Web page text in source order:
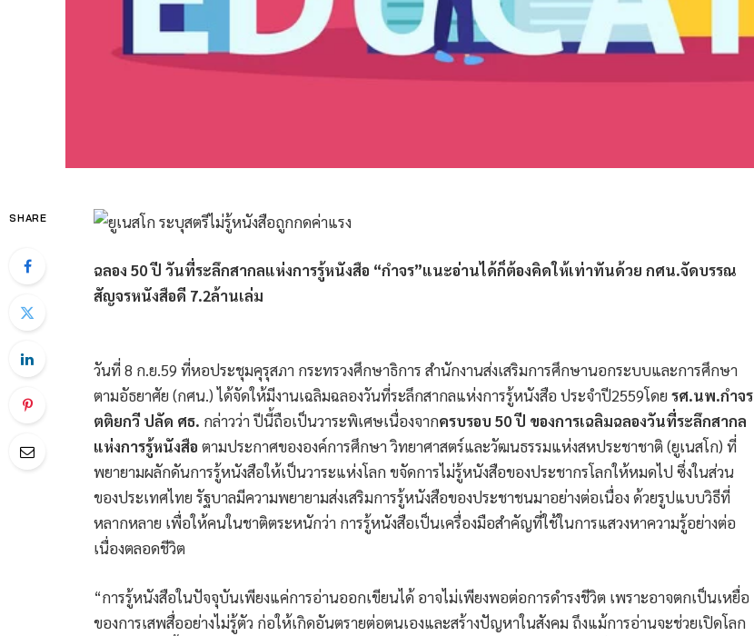
SHARE
ฉลอง 50 ปี วันที่ระลึกสากลแห่งการรู้หนังสือ “กำจร”แนะอ่านได้ก็ต้องคิดให้เท่าทันด้วย กศน.จัดบรรณ
สัญจรหนังสือดี 7.2ล้านเล่ม
วันที่ 8 ก.ย.59 ที่หอประชุมคุรุสภา กระทรวงศึกษาธิการ สำนักงานส่งเสริมการศึกษานอกระบบและการศึกษา
ตามอัธยาศัย (กศน.) ได้จัดให้มีงานเฉลิมฉลองวันที่ระลึกสากลแห่งการรู้หนังสือ ประจำปี2559โดย รศ.นพ.กำจร
ตติยกวี ปลัด ศธ. กล่าวว่า ปีนี้ถือเป็นวาระพิเศษเนื่องจากครบรอบ 50 ปี ของการเฉลิมฉลองวันที่ระลึกสากล
แห่งการรู้หนังสือ ตามประกาศขององค์การศึกษา วิทยาศาสตร์และวัฒนธรรมแห่งสหประชาชาติ (ยูเนสโก) ที่
พยายามผลักดันการรู้หนังสือให้เป็นวาระแห่งโลก ขจัดการไม่รู้หนังสือของประชากรโลกให้หมดไป ซึ่งในส่วน
ของประเทศไทย รัฐบาลมีความพยายามส่งเสริมการรู้หนังสือของประชาชนมาอย่างต่อเนื่อง ด้วยรูปแบบวิธีที่
หลากหลาย เพื่อให้คนในชาติตระหนักว่า การรู้หนังสือเป็นเครื่องมือสำคัญที่ใช้ในการแสวงหาความรู้อย่างต่อ
เนื่องตลอดชีวิต
“การรู้หนังสือในปัจจุบันเพียงแค่การอ่านออกเขียนได้ อาจไม่เพียงพอต่อการดำรงชีวิต เพราะอาจตกเป็นเหยื่อ
ของการเสพสื่ออย่างไม่รู้ตัว ก่อให้เกิดอันตรายต่อตนเองและสร้างปัญหาในสังคม ถึงแม้การอ่านจะช่วยเปิดโลก